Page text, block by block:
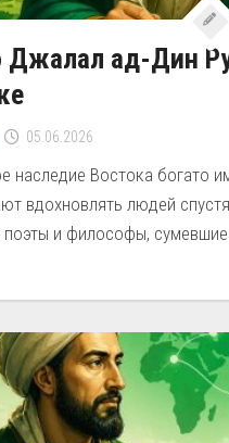
Джалал ад-Дин
05.06.2026
наследие Востока богато
вдохновлять людей
и философы, сумевшие